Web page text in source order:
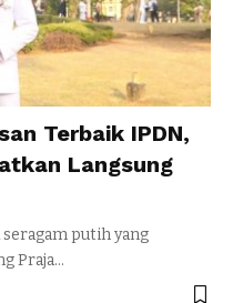
Terbaik IPDN,
Langsung
seragam putih yang
Praja…